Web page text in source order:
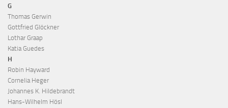
G
Thomas Gerwin
Gottfried Glöckner
Lothar Graap
Katia Guedes
H
Robin Hayward
Cornelia Heger
Johannes K. Hildebrandt
Hans-Wilhelm Hösl